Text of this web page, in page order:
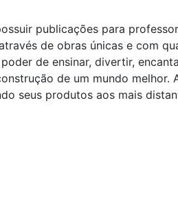
publicações para
de obras únicas e com
de ensinar, divertir,
de um mundo melhor.
seus produtos aos mais